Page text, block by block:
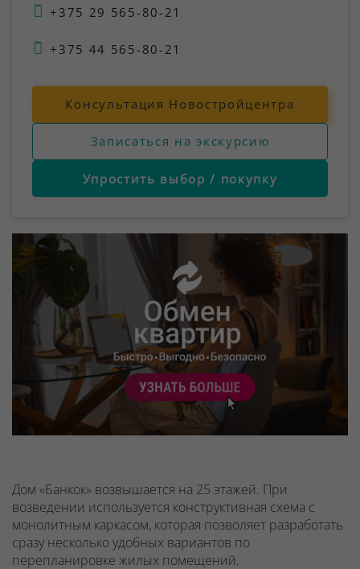
+375 29 565-80-21
+375 44 565-80-21
Консультация Новостройцентра
Записаться на экскурсию
Упростить выбор / покупку
Дом «Банкок» возвышается на 25 этажей. При
возведении используется конструктивная схема с
монолитным каркасом, которая позволяет разработать
сразу несколько удобных вариантов по
перепланировке жилых помещений.